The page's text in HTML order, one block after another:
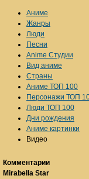
Аниме
Жанры
Люди
Песни
Anime Студии
Вид аниме
Страны
Аниме ТОП 100
Персонажи ТОП
Люди ТОП 100
Дни рождения
Аниме картинки
Видео
Комментарии
Mirabella Star